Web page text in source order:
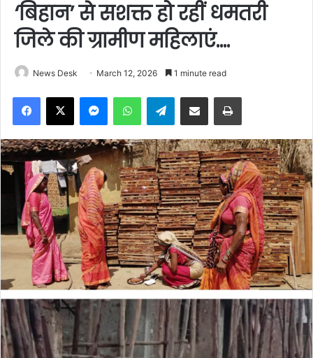
‘बिहान’ से सशक्त हो रहीं धमतरी
जिले की ग्रामीण महिलाएं….
News Desk March 12, 2026 1 minute read
Facebook
X MessengerWhatsAppTelegramShare via Email Print